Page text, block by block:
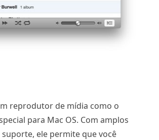
reprodutor de mídia como o
para Mac OS. Com amplos
ele permite que você